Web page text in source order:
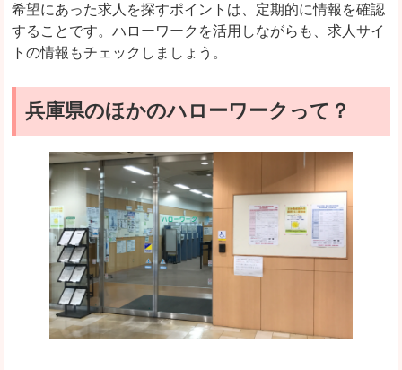
希望にあった求人を探すポイントは、定期的に情報を確認
することです。ハローワークを活用しながらも、求人サイ
トの情報もチェックしましょう。
兵庫県のほかのハローワークって？